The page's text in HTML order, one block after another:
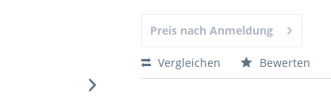
Preis nach Anmeldung
Vergleichen Bewerten